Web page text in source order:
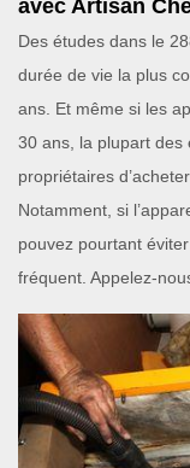
avec Artisan
Des études dans le
durée de vie la plus
ans. Et même si les
30 ans, la plupart des
propriétaires
Notamment, si
pouvez pourtant
fréquent. Appelez-